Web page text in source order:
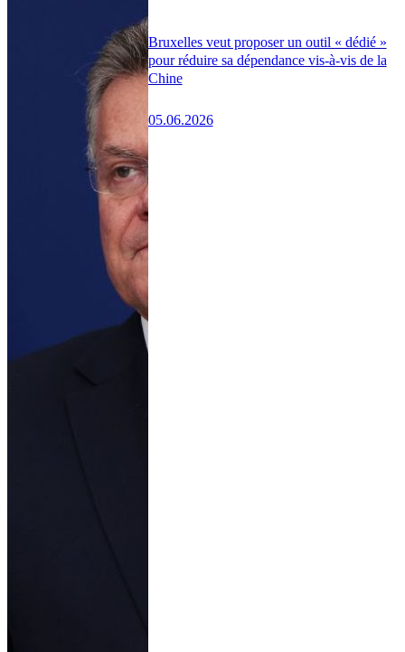
Bruxelles veut proposer un outil « dédié »
pour réduire sa dépendance vis-à-vis de la
Chine
05.06.2026